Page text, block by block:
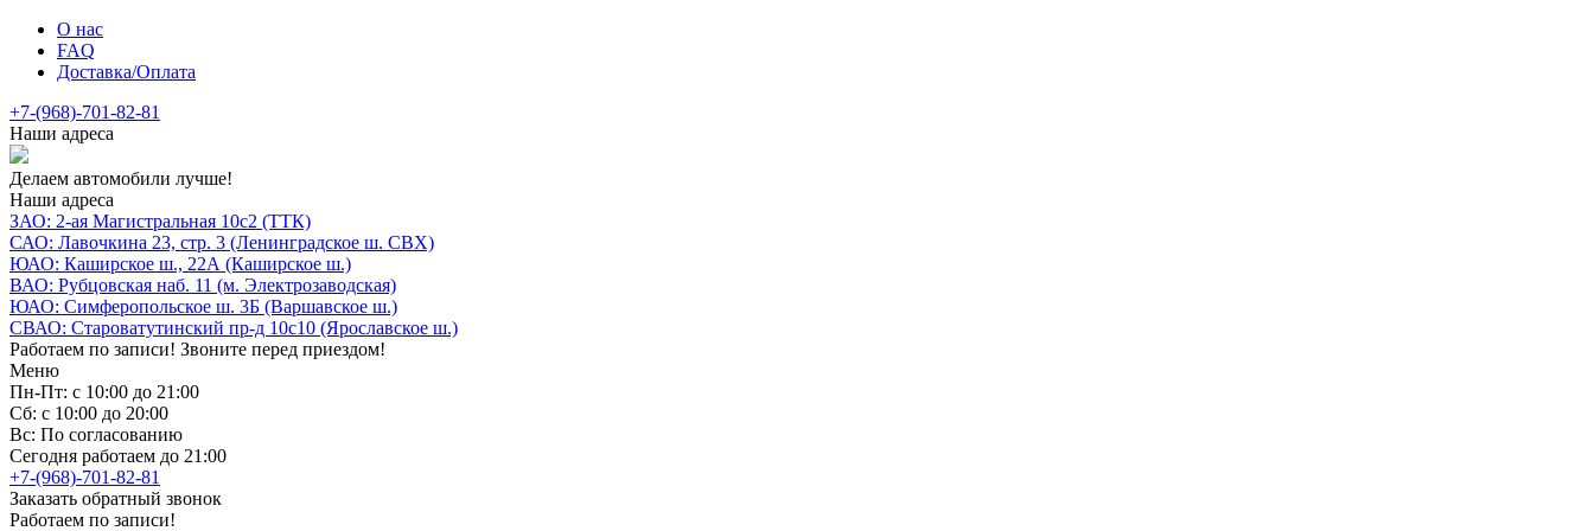
О нас
FAQ
Доставка/Оплата
+7-(968)-701-82-81
Наши адреса
Делаем автомобили лучше!
Наши адреса
ЗАО: 2-ая Магистральная 10с2 (ТТК)
САО: Лавочкина 23, стр. 3 (Ленинградское ш. СВХ)
ЮАО: Каширское ш., 22А (Каширское ш.)
ВАО: Рубцовская наб. 11 (м. Электрозаводская)
ЮАО: Симферопольское ш. 3Б (Варшавское ш.)
СВАО: Староватутинский пр-д 10с10 (Ярославское ш.)
Работаем по записи! Звоните перед приездом!
Меню
Пн-Пт: с 10:00 до 21:00
Сб: с 10:00 до 20:00
Вс: По согласованию
Сегодня работаем до 21:00
+7-(968)-701-82-81
Заказать обратный звонок
Работаем по записи!